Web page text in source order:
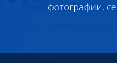
фотографии,